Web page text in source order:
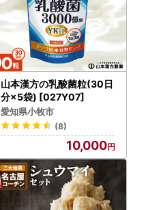
山本漢方の乳酸菌粒(30日
分×5袋) [027Y07]
愛知県小牧市
(8)
10,000